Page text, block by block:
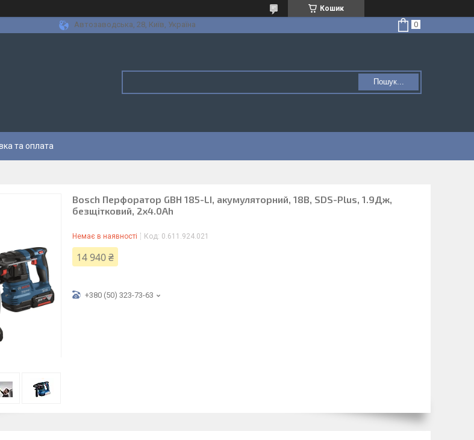
Кошик
Автозаводська, 28, Київ, Україна
Пошук...
та оплата
Bosch Перфоратор GBH 185-LI, акумуляторний, 18В, SDS-Plus, 1.9Дж,
безщітковий, 2х4.0Ah
Немає в наявності Код: 0.611.924.021
14 940 ₴
+380 (50) 323-73-63